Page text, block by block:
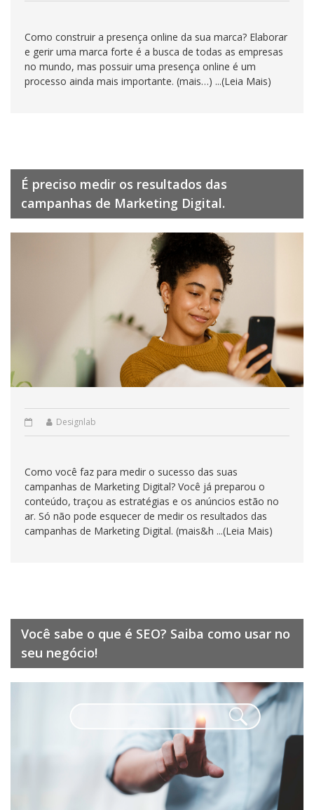
Como construir a presença online da sua marca? Elaborar
e gerir uma marca forte é a busca de todas as empresas
no mundo, mas possuir uma presença online é um
processo ainda mais importante. (mais…) ...(Leia Mais)
É preciso medir os resultados das
campanhas de Marketing Digital.
Designlab
Como você faz para medir o sucesso das suas
campanhas de Marketing Digital? Você já preparou o
conteúdo, traçou as estratégias e os anúncios estão no
ar. Só não pode esquecer de medir os resultados das
campanhas de Marketing Digital. (mais&h ...(Leia Mais)
Você sabe o que é SEO? Saiba como usar no
seu negócio!